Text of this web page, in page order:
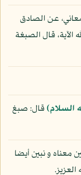
عن الصادق
الآية، قال الصبغة
السلام)قال: صبغ
معناه و نبين أيضا
العزيز.